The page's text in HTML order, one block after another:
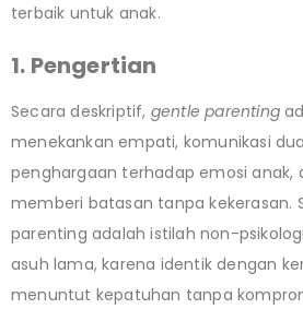
terbaik untuk anak.
1. Pengertian
Secara deskriptif, gentle parenting
menekankan empati, komunikasi
penghargaan terhadap emosi anak,
memberi batasan tanpa kekerasan.
parenting adalah istilah non-
asuh lama, karena identik dengan
menuntut kepatuhan tanpa